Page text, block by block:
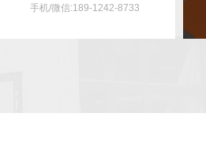
手机/微信:189-1242-8733
[+点击更多]